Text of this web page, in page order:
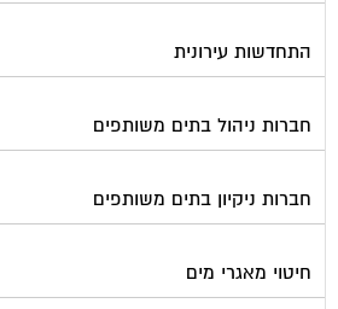
התחדשות עירונית
חברות ניהול בתים משותפים
חברות ניקיון בתים משותפים
חיטוי מאגרי מים